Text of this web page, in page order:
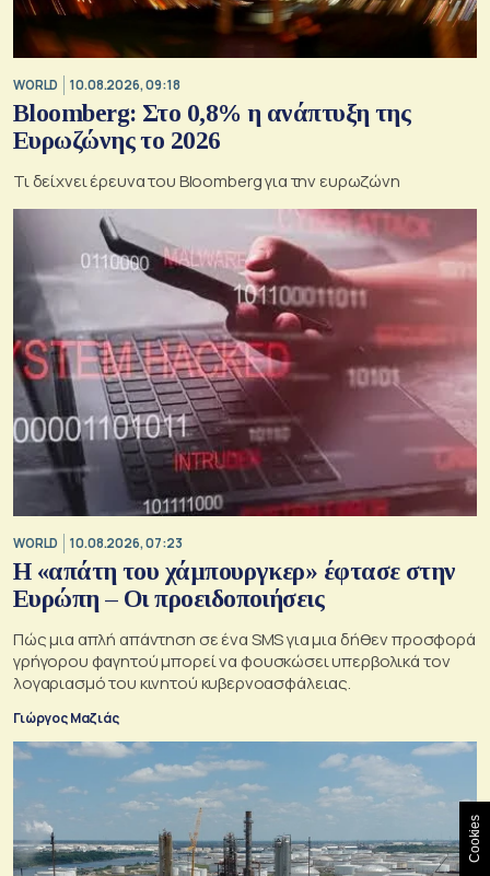
WORLD 10.08.2026, 09:18
Bloomberg: Στο 0,8% η ανάπτυξη της
Ευρωζώνης το 2026
Τι δείχνει έρευνα του Bloomberg για την ευρωζώνη
WORLD 10.08.2026, 07:23
Η «απάτη του χάμπουργκερ» έφτασε στην
Ευρώπη – Οι προειδοποιήσεις
Πώς μια απλή απάντηση σε ένα SMS για μια δήθεν προσφορά
γρήγορου φαγητού μπορεί να φουσκώσει υπερβολικά τον
λογαριασμό του κινητού κυβερνοασφάλειας.
Γιώργος Μαζιάς
Cookies